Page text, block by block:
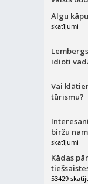
Algu
skatījumi
idioti
Vai
tūrismu?
biržu
skatījumi
Kādas
53429